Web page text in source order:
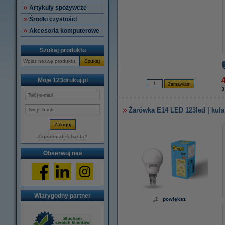
Artykuły spożywcze
Środki czystości
Akcesoria komputerowe
Szukaj produktu
Szukaj
Moje 123drukuj.pl
Zapomniałeś hasła?
Obserwuj nas
Wiarygodny partner
Żarówka E14 LED 123led |
powiększ